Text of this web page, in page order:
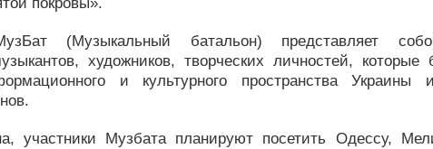
(Музыкальный батальон) представляет
художников, творческих личностей, которые
и культурного пространства Украины
участники Музбата планируют посетить Одессу,